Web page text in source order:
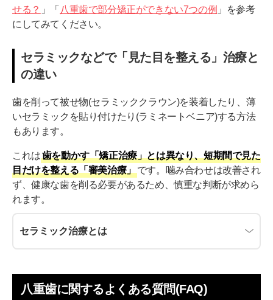
せる？ 」「 八重歯で部分矯正ができない7つの例 」を参考
にしてみてください。
セラミックなどで「見た目を整える」治療と
の違い
歯を削って被せ物(セラミッククラウン)を装着したり、薄
いセラミックを貼り付けたり(ラミネートベニア)する方法
もあります。
これは歯を動かす「矯正治療」とは異なり、短期間で見た
目だけを整える「審美治療」
です。噛み合わせは改善され
ず、健康な歯を削る必要があるため、慎重な判断が求めら
れます。
セラミック治療とは
八重歯に関するよくある質問(FAQ)